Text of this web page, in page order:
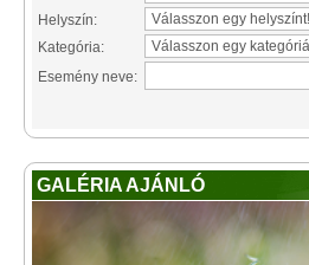
Helyszín:
Kategória:
Esemény neve:
GALÉRIA AJÁNLÓ